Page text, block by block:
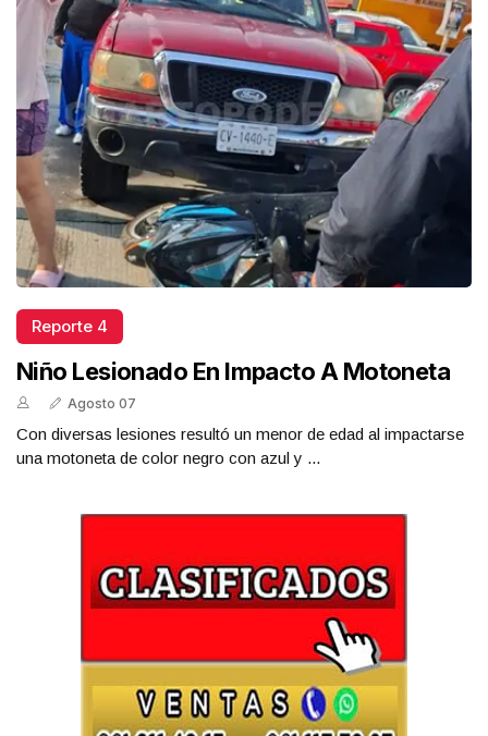
Reporte 4
Niño Lesionado En Impacto A Motoneta
Agosto 07
Con diversas lesiones resultó un menor de edad al impactarse
una motoneta de color negro con azul y ...